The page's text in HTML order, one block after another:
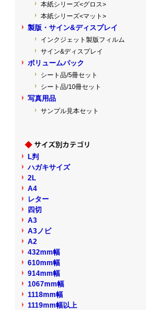
本紙シリーズ<グロス>
本紙シリーズ<マット>
製版・サイン&ディスプレイ
インクジェット製版フィルム
サイン&ディスプレイ
ボリュームパック
シート品/5冊セット
シート品/10冊セット
写真用品
サンプル見本セット
L判
ハガキサイズ
2L
A4
レター
四切
A3
A3ノビ
A2
432mm幅
610mm幅
914mm幅
1067mm幅
1118mm幅
1119mm幅以上